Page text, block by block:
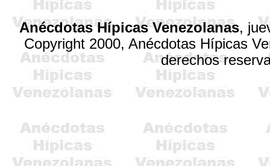
Anécdotas Hípicas Venezolanas,
Copyright 2000, Anécdotas Hípicas
derechos